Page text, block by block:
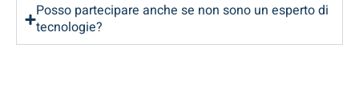
Posso partecipare anche se non sono un esperto di
tecnologie?